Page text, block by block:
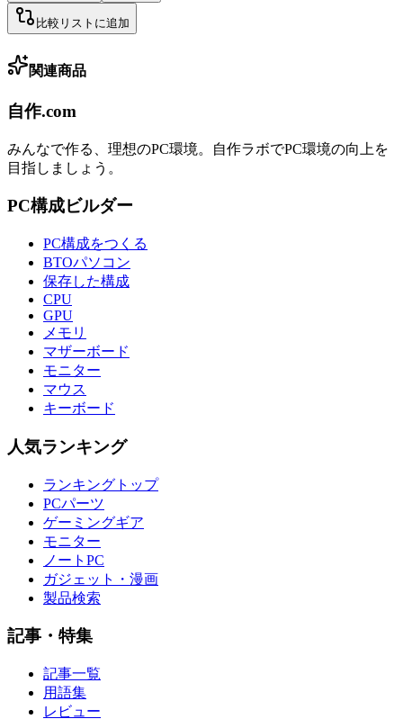
比較リストに追加
関連商品
自作.com
みんなで作る、理想のPC環境。 自作ラボでPC環境の向上を
目指しましょう。
PC構成ビルダー
PC構成をつくる
BTOパソコン
保存した構成
CPU
GPU
メモリ
マザーボード
モニター
マウス
キーボード
人気ランキング
ランキングトップ
PCパーツ
ゲーミングギア
モニター
ノートPC
ガジェット・漫画
製品検索
記事・特集
記事一覧
用語集
レビュー